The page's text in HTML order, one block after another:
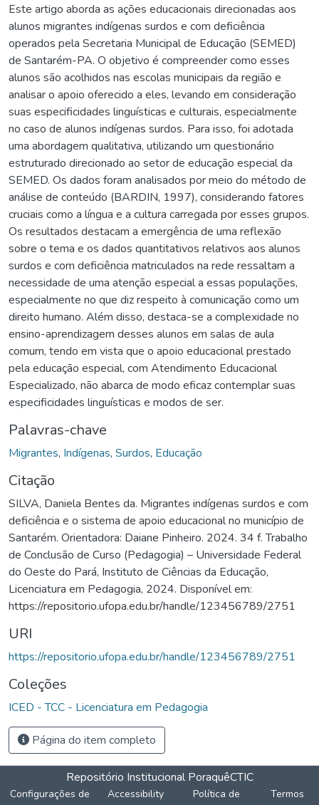
Este artigo aborda as ações educacionais direcionadas aos
alunos migrantes indígenas surdos e com deficiência
operados pela Secretaria Municipal de Educação (SEMED)
de Santarém-PA. O objetivo é compreender como esses
alunos são acolhidos nas escolas municipais da região e
analisar o apoio oferecido a eles, levando em consideração
suas especificidades linguísticas e culturais, especialmente
no caso de alunos indígenas surdos. Para isso, foi adotada
uma abordagem qualitativa, utilizando um questionário
estruturado direcionado ao setor de educação especial da
SEMED. Os dados foram analisados por meio do método de
análise de conteúdo (BARDIN, 1997), considerando fatores
cruciais como a língua e a cultura carregada por esses grupos.
Os resultados destacam a emergência de uma reflexão
sobre o tema e os dados quantitativos relativos aos alunos
surdos e com deficiência matriculados na rede ressaltam a
necessidade de uma atenção especial a essas populações,
especialmente no que diz respeito à comunicação como um
direito humano. Além disso, destaca-se a complexidade no
ensino-aprendizagem desses alunos em salas de aula
comum, tendo em vista que o apoio educacional prestado
pela educação especial, com Atendimento Educacional
Especializado, não abarca de modo eficaz contemplar suas
especificidades linguísticas e modos de ser.
Palavras-chave
Migrantes, Indígenas, Surdos, Educação
Citação
SILVA, Daniela Bentes da. Migrantes indígenas surdos e com
deficiência e o sistema de apoio educacional no município de
Santarém. Orientadora: Daiane Pinheiro. 2024. 34 f. Trabalho
de Conclusão de Curso (Pedagogia) – Universidade Federal
do Oeste do Pará, Instituto de Ciências da Educação,
Licenciatura em Pedagogia, 2024. Disponível em:
https://repositorio.ufopa.edu.br/handle/123456789/2751
URI
https://repositorio.ufopa.edu.br/handle/123456789/2751
Coleções
ICED - TCC - Licenciatura em Pedagogia
Página do item completo
Repositório Institucional PoraquêCTIC
Configurações de
Accessibility
Política de
Termos